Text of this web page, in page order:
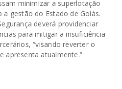
minimizar a superlotação
a gestão do Estado de Goiás.
deverá providenciar
para mitigar a insuficiência
“visando reverter o
apresenta atualmente.”